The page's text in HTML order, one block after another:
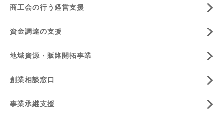
商工会の行う経営支援
資金調達の支援
地域資源・販路開拓事業
創業相談窓口
事業承継支援